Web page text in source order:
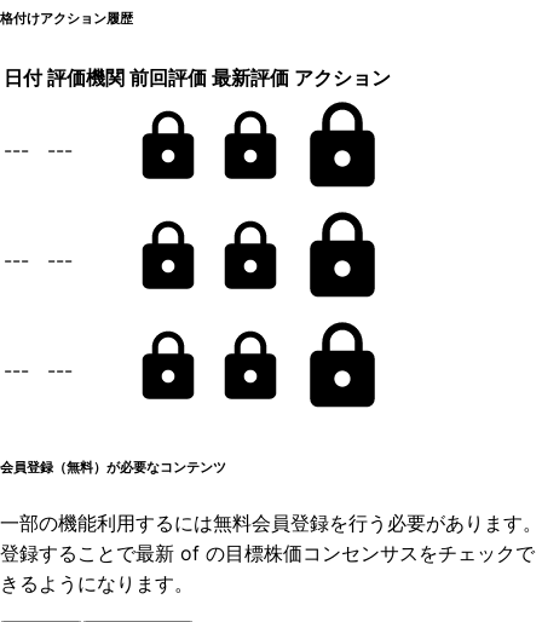
格付けアクション履歴
日付 評価機関 前回評価 最新評価 アクション
--- ---
--- ---
--- ---
会員登録（無料）が必要なコンテンツ
一部の機能利用するには無料会員登録を行う必要があります。
登録することで最新 of の目標株価コンセンサスをチェックで
きるようになります。